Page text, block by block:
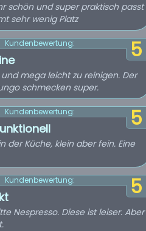
schön und super praktisch passt
sehr wenig Platz
5
Kundenbewertung:
und mega leicht zu reinigen. Der
schmecken super.
5
Kundenbewertung:
der Küche, klein aber fein. Eine
5
Kundenbewertung:
Nespresso. Diese ist leiser. Aber